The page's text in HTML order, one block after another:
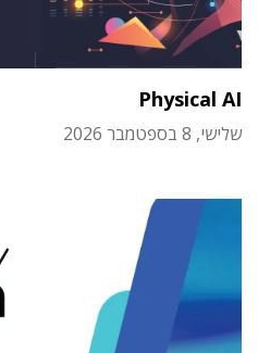
Physical AI
שלישי, 8 בספטמבר 2026